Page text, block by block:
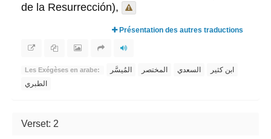
de la Resurrección),
Présentation des autres traductions
Les Exégèses en arabe: المُيسَّر المختصر السعدي
ابن كثير
الطبري
Verset: 2